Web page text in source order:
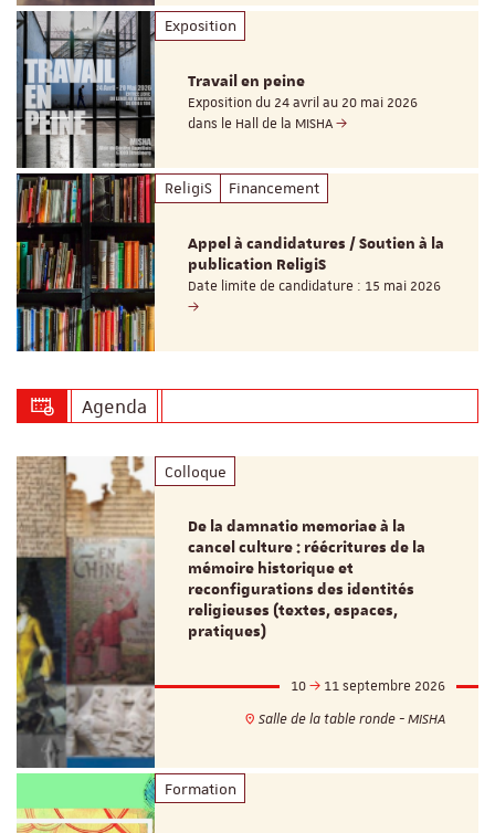
Exposition
Travail en peine
Exposition du 24 avril au 20 mai 2026
dans le Hall de la MISHA
ReligiS Financement
Appel à candidatures / Soutien à la
publication ReligiS
Date limite de candidature : 15 mai 2026
Agenda
Colloque
De la damnatio memoriae à la
cancel culture : réécritures de la
mémoire historique et
reconfigurations des identités
religieuses (textes, espaces,
pratiques)
10
11 septembre 2026
Salle de la table ronde - MISHA
Formation